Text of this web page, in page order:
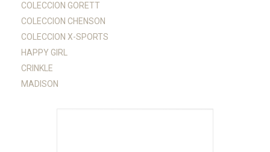
COLECCION GORETT
COLECCION CHENSON
COLECCION X-SPORTS
HAPPY GIRL
CRINKLE
MADISON